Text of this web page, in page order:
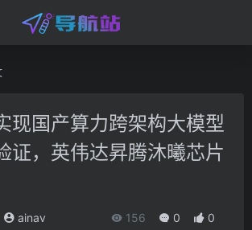
现国产算力跨架构大模型
证，英伟达昇腾沐曦芯片
ainav 156 0 0